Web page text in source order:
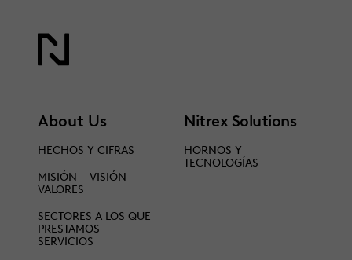
About Us
HECHOS Y CIFRAS
MISIÓN – VISIÓN –
VALORES
SECTORES A LOS QUE
PRESTAMOS
SERVICIOS
Nitrex Solutions
HORNOS Y
TECNOLOGÍAS